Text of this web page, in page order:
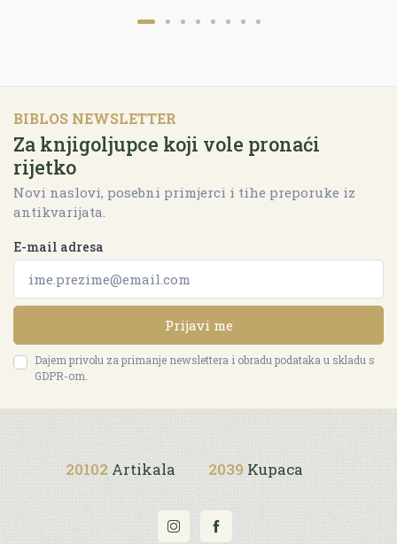
BIBLOS NEWSLETTER
Za knjigoljupce koji vole pronaći
rijetko
Novi naslovi, posebni primjerci i tihe preporuke iz
antikvarijata.
E-mail adresa
Prijavi me
Dajem privolu za primanje newslettera i obradu podataka u skladu s
GDPR-om.
20102 Artikala 2039 Kupaca